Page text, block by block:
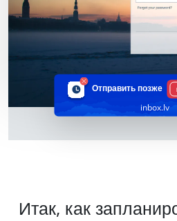
Отправить позже
inbox.lv
Итак, как